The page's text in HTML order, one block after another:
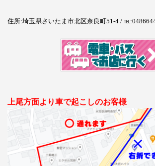
住所:埼玉県さいたま市北区奈良町51-4 /
上尾方面より車で起こしのお客様